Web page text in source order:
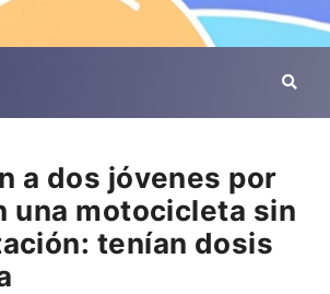
a dos jóvenes por
una motocicleta sin
tenían dosis